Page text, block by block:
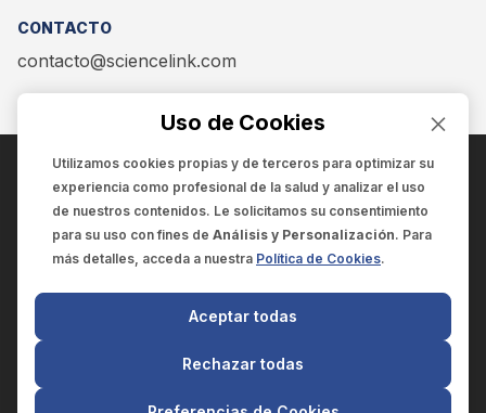
CONTACTO
contacto@sciencelink.com
ENCUÉNTRANOS EN:
SCIENCELINK
SCILINK COMUNICACIÓN CIENTÍFICA SC
El contenido y la información de este sitio web es exclusivo
para profesionales de la salud.
Uso de Cookies
Utilizamos cookies propias y de terceros para optimizar su
experiencia como profesional de la salud y analizar el uso
de nuestros contenidos. Le solicitamos su consentimiento
para su uso con fines de Análisis y Personalización. Para
más detalles, acceda a nuestra Política de Cookies.
Rechazar todas
Aceptar todas